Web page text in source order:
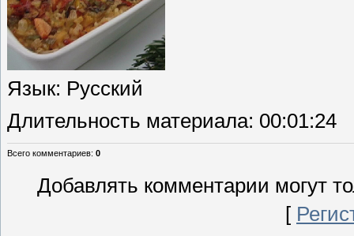
Язык: Русский
Длительность материала: 00:01:24
Всего комментариев: 0
Добавлять комментарии могут
[